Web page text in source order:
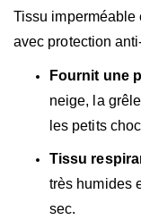
Tissu imperméable
avec protection
Fournit une
neige, la
les petits
Tissu
très humides
sec.